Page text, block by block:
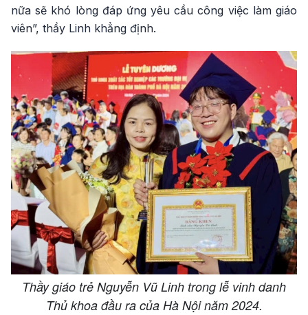
nữa sẽ khó lòng đáp ứng yêu cầu công việc làm giáo
viên”, thầy Linh khẳng định.
Thầy giáo trẻ Nguyễn Vũ Linh trong lễ vinh danh
Thủ khoa đầu ra của Hà Nội năm 2024.